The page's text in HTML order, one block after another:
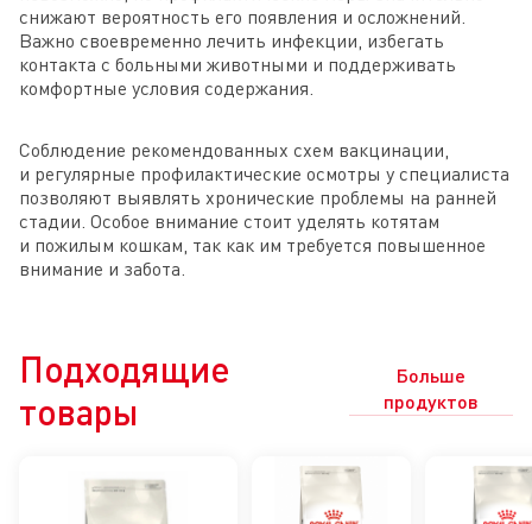
снижают вероятность его появления и осложнений.
Важно своевременно лечить инфекции, избегать
контакта с больными животными и поддерживать
комфортные условия содержания.
Соблюдение рекомендованных схем вакцинации,
и регулярные профилактические осмотры у специалиста
позволяют выявлять хронические проблемы на ранней
стадии. Особое внимание стоит уделять котятам
и пожилым кошкам, так как им требуется повышенное
внимание и забота.
Подходящие
товары
Больше
продуктов